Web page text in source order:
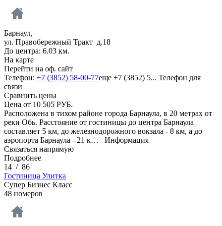
Барнаул,
ул. Правобережный Тракт д.18
До центра: 6.03 км.
На карте
Перейти на оф. сайт
Телефон: +7 (3852) 58-00-77еще +7 (3852) 5... Телефон для
связи
Сравнить цены
Цена от 10 505 РУБ.
Расположена в тихом районе города Барнаула, в 20 метрах от
реки Обь. Расстояние от гостиницы до центра Барнаула
составляет 5 км, до железнодорожного вокзала - 8 км, а до
аэропорта Барнаула - 21 к… Информация
Связаться напрямую
Подробнее
14 / 86
Гостиница Улитка
Супер Бизнес Класс
48 номеров